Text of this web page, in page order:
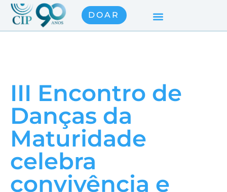
DOAR
III Encontro de
Danças da
Maturidade
celebra
convivência e